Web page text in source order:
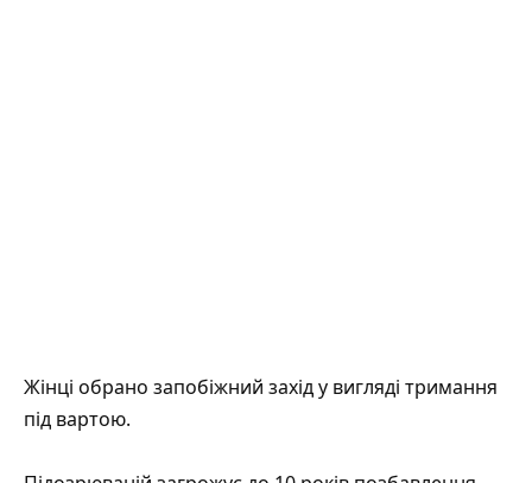
Жінці обрано запобіжний захід у вигляді тримання
під вартою.